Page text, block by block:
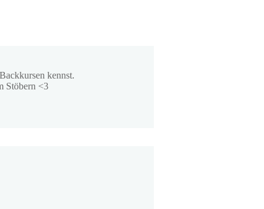
kennst.
Stöbern <3